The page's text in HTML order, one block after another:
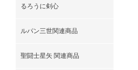
るろうに剣心
ルパン三世関連商品
聖闘士星矢 関連商品